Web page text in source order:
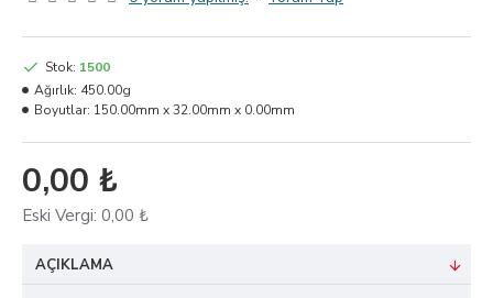
0,00 ₺
Eski Vergi: 0,00 ₺
Stok: 1500
Ağırlık: 450.00g
Boyutlar: 150.00mm x 32.00mm x 0.00mm
AÇIKLAMA